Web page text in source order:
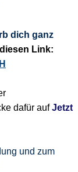
dich ganz
Link:
dafür aufJetzt
und zum